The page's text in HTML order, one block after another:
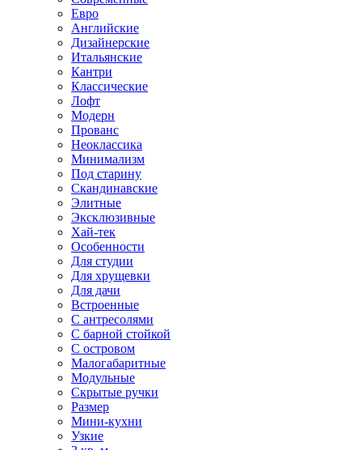
Евро
Английские
Дизайнерские
Итальянские
Кантри
Классические
Лофт
Модерн
Прованс
Неоклассика
Минимализм
Под старину
Скандинавские
Элитные
Эксклюзивные
Хай-тек
Особенности
Для студии
Для хрущевки
Для дачи
Встроенные
С антресолями
С барной стойкой
С островом
Малогабаритные
Модульные
Скрытые ручки
Размер
Мини-кухни
Узкие